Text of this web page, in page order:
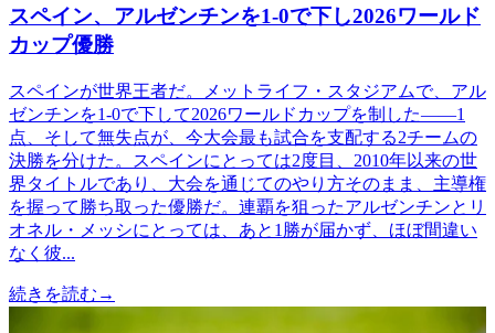
スペイン、アルゼンチンを1-0で下し2026ワールド
カップ優勝
スペインが世界王者だ。メットライフ・スタジアムで、アル
ゼンチンを1-0で下して2026ワールドカップを制した——1
点、そして無失点が、今大会最も試合を支配する2チームの
決勝を分けた。スペインにとっては2度目、2010年以来の世
界タイトルであり、大会を通じてのやり方そのまま、主導権
を握って勝ち取った優勝だ。連覇を狙ったアルゼンチンとリ
オネル・メッシにとっては、あと1勝が届かず、ほぼ間違い
なく彼...
続きを読む →